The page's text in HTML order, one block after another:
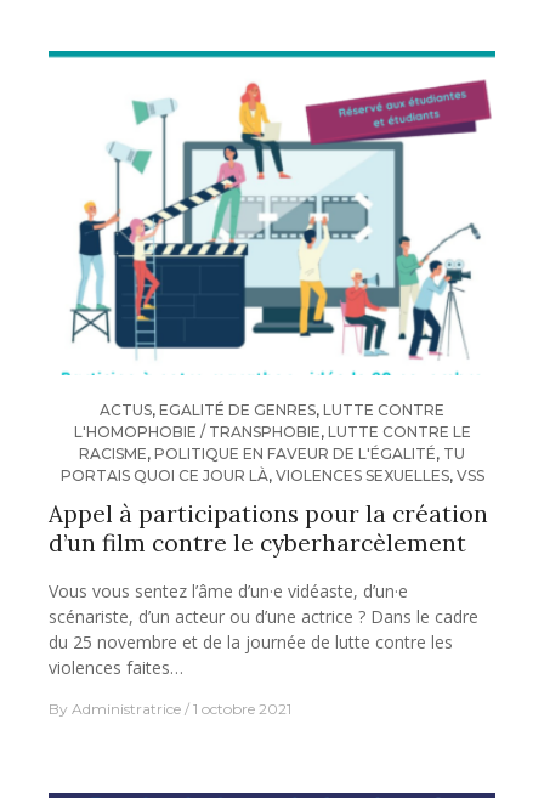
ACTUS, EGALITÉ DE GENRES, LUTTE CONTRE
L'HOMOPHOBIE / TRANSPHOBIE, LUTTE CONTRE LE
RACISME, POLITIQUE EN FAVEUR DE L'ÉGALITÉ, TU
PORTAIS QUOI CE JOUR LÀ, VIOLENCES SEXUELLES, VSS
Appel à participations pour la création
d’un film contre le cyberharcèlement
Vous vous sentez l’âme d’un·e vidéaste, d’un·e
scénariste, d’un acteur ou d’une actrice ? Dans le cadre
du 25 novembre et de la journée de lutte contre les
violences faites…
By Administratrice 1 octobre 2021